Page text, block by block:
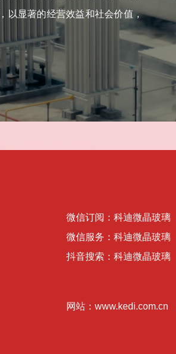
以显著的经营效益和社会价值，
微信订阅：科迪微晶玻璃
微信服务：科迪微晶玻璃
抖音搜索：科迪微晶玻璃
网站：www.kedi.com.cn